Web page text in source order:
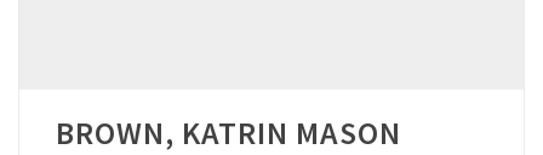
BROWN, KATRIN MASON